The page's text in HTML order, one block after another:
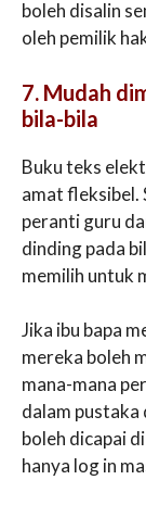
boleh disalin
oleh pemilik
7. Mudah
bila-bila
Buku teks
amat fleksibel.
peranti guru
dinding pada
memilih untuk
Jika ibu bapa
mereka boleh
mana-mana
dalam pustaka
boleh dicapai
hanya log in